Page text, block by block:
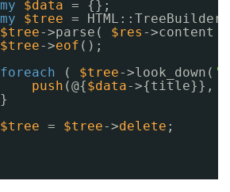
my
$data = {};
my
$tree = HTML::TreeBuilder-
$tree->parse( $res ->content
$tree->eof ();
foreach
( $tree->look_down(
push (@{$data->{title}},
}
$tree = $tree->delete ;